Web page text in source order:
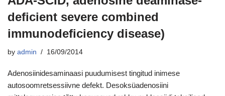
deficient severe combined
immunodeficiency disease)
by admin 16/09/2014
Adenosiinidesaminaasi puudumisest tingitud inimese
autosoomretsessiivne defekt. Desoksüadenosiini